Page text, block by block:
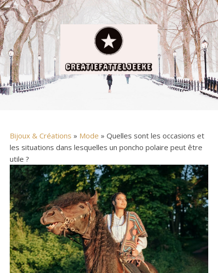
Bijoux & Créations » Mode » Quelles sont les occasions et
les situations dans lesquelles un poncho polaire peut être
utile ?